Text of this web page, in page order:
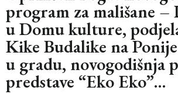
program za mališane –
u Domu kulture,
Kike Budalike na
u gradu, novogodišnja
predstave “Eko Eko”…